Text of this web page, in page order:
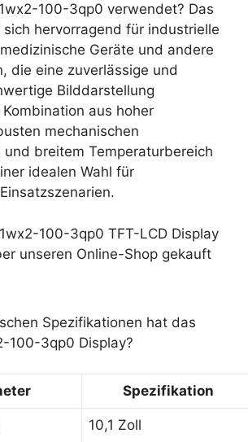
100-3qp0 verwendet? Das
sich hervorragend für industrielle
Geräte und andere
die eine zuverlässige und
Bilddarstellung
aus hoher
mechanischen
und breitem Temperaturbereich
idealen Wahl für
100-3qp0 TFT-LCD Display
unseren Online-Shop gekauft
Spezifikationen hat das
100-3qp0 Display?
Spezifikation
10,1 Zoll